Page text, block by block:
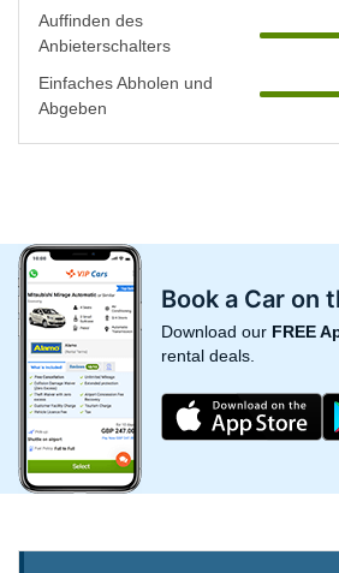
Auffinden des
Anbieterschalters
Einfaches Abholen und
Abgeben
Book a Car on
Download our FREE
rental deals.